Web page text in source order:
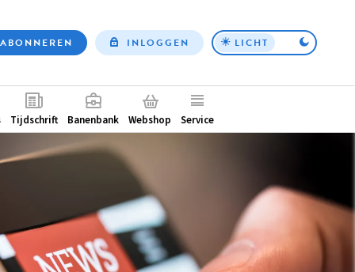
Top
ABONNEREN INLOGGEN LICHT
Tijdschrift Banenbank Webshop Service